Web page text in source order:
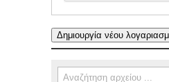
Φόρμα αναζήτησης
Αναζήτηση